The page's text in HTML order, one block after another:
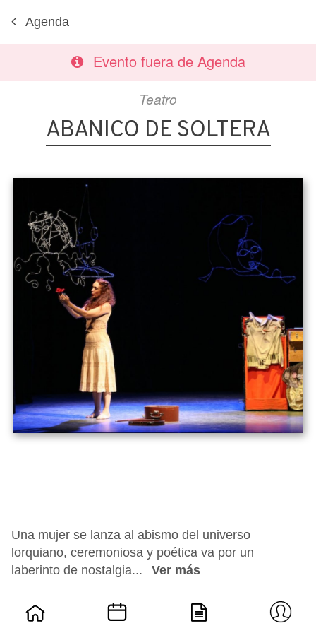
Agenda
Evento fuera de Agenda
Teatro
ABANICO DE SOLTERA
Una mujer se lanza al abismo del universo
lorquiano, ceremoniosa y poética va por un
laberinto de nostalgia...
Ver más